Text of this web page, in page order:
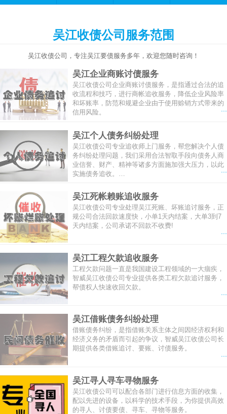
吴江收债公司服务范围
吴江收债公司，专注吴江要债服务多年，欢迎您随时咨询！
吴江企业商账讨债服务
吴江收债公司企业商账讨债服务，是指通过合法的追
收流程和技巧，进行商帐追收服务，降低企业风险率
和坏账率，防范和规避企业由于使用赊销方式带来的
信用风险。
...
吴江个人债务纠纷处理
吴江收债公司专业追收师上门服务，帮您解决个人债
务纠纷处理问题，我们采用合法智取手段向债务人商
业信誉、财产、精神等诸多方面施加强大压力，以此
实施债务追收。…
...
吴江死帐赖账追收服务
吴江收债公司专业处理吴江死账、坏账追讨服务，正
规公司合法回款速度快，小单1天内结案，大单3到7
天内结案，公司承诺不回款不收费!
吴江工程欠款追收服务
工程欠款问题一直是我国建设工程领域的一大痼疾，
智威吴江收债公司专业提供各类工程欠款追讨服务，
帮债权人快速收回欠款。
吴江借账债务纠纷处理
借账债务纠纷，是指借账关系主体之间因经济权利和
经济义务的矛盾而引起的争议，智威吴江收债公司长
期提供各类借账追讨、要账、讨债服务。
吴江寻人寻车寻物服务
吴江收债公司可以配合各部门进行信息方面的收集，
配以先进的设备，以科学的技术手段，为你提供高效
的寻人、讨债要债、寻车、寻物等服务。